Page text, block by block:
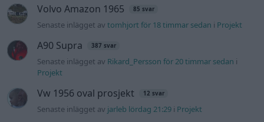
Volvo Amazon 1965 85 svar
Senaste inlägget avtomhjort för 18 timmar sedan i Projekt
A90 Supra 387 svar
Senaste inlägget av Rikard_Persson för 20 timmar sedan i
Projekt
Vw 1956 oval prosjekt 12 svar
Senaste inlägget av jarleb lördag 21:29 i Projekt